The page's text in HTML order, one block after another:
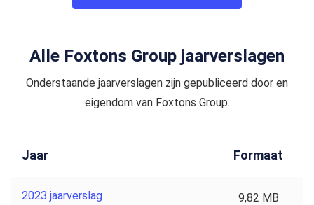
Alle Foxtons Group jaarverslagen
Onderstaande jaarverslagen zijn gepubliceerd door en
eigendom van Foxtons Group.
Jaar Formaat
2023 jaarverslag 9,82 MB